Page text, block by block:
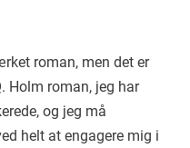
roman, men det er
Holm roman, jeg har
og jeg må
helt at engagere mig i